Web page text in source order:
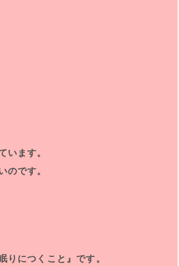
います。
のです。
りにつくこと』です。